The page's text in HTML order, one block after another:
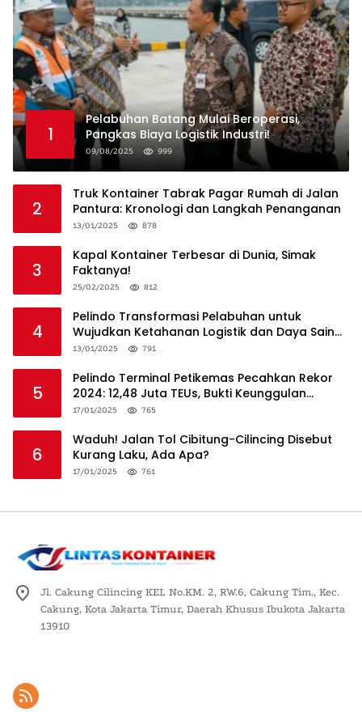
1
Pelabuhan Batang Mulai Beroperasi,
Pangkas Biaya Logistik Industri!
09/08/2025 999
2
Truk Kontainer Tabrak Pagar Rumah di Jalan
Pantura: Kronologi dan Langkah Penanganan
13/01/2025 878
3
Kapal Kontainer Terbesar di Dunia, Simak
Faktanya!
25/02/2025 812
4
Pelindo Transformasi Pelabuhan untuk
Wujudkan Ketahanan Logistik dan Daya Saing
Global
13/01/2025 791
5
Pelindo Terminal Petikemas Pecahkan Rekor
2024: 12,48 Juta TEUs, Bukti Keunggulan
Logistik Nasional
17/01/2025 765
6
Waduh! Jalan Tol Cibitung-Cilincing Disebut
Kurang Laku, Ada Apa?
17/01/2025 761
Jl. Cakung Cilincing KEL No.KM. 2, RW.6, Cakung Tim., Kec.
Cakung, Kota Jakarta Timur, Daerah Khusus Ibukota Jakarta
13910